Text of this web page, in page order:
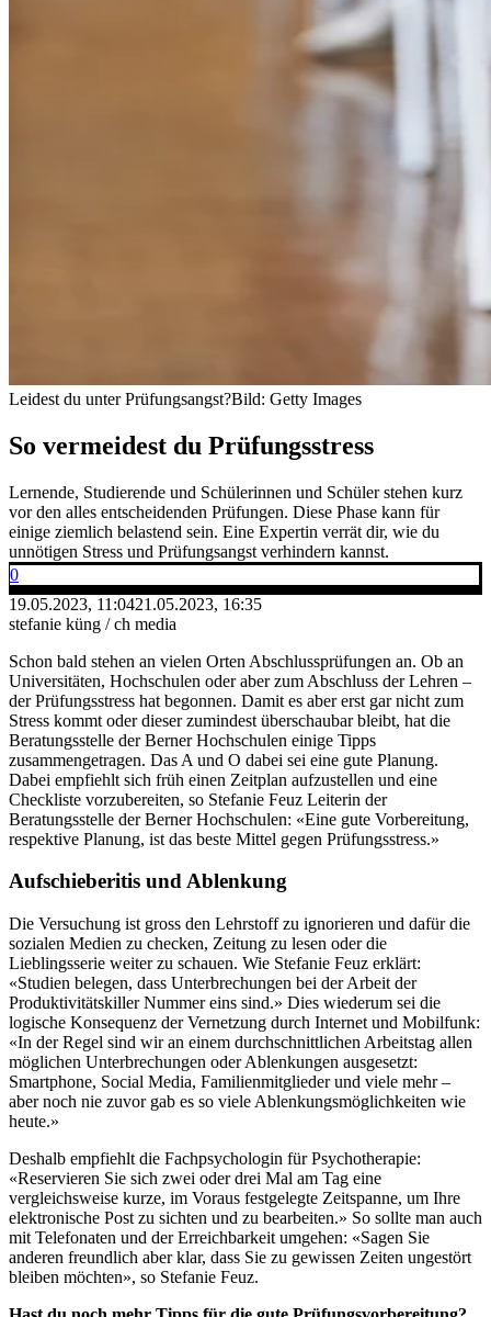
Leidest du unter Prüfungsangst?Bild: Getty Images
So vermeidest du Prüfungsstress
Lernende, Studierende und Schülerinnen und Schüler stehen kurz
vor den alles entscheidenden Prüfungen. Diese Phase kann für
einige ziemlich belastend sein. Eine Expertin verrät dir, wie du
unnötigen Stress und Prüfungsangst verhindern kannst.
0
19.05.2023, 11:0421.05.2023, 16:35
stefanie küng / ch media
Schon bald stehen an vielen Orten Abschlussprüfungen an. Ob an
Universitäten, Hochschulen oder aber zum Abschluss der Lehren –
der Prüfungsstress hat begonnen. Damit es aber erst gar nicht zum
Stress kommt oder dieser zumindest überschaubar bleibt, hat die
Beratungsstelle der Berner Hochschulen einige Tipps
zusammengetragen. Das A und O dabei sei eine gute Planung.
Dabei empfiehlt sich früh einen Zeitplan aufzustellen und eine
Checkliste vorzubereiten, so Stefanie Feuz Leiterin der
Beratungsstelle der Berner Hochschulen: «Eine gute Vorbereitung,
respektive Planung, ist das beste Mittel gegen Prüfungsstress.»
Aufschieberitis und Ablenkung
Die Versuchung ist gross den Lehrstoff zu ignorieren und dafür die
sozialen Medien zu checken, Zeitung zu lesen oder die
Lieblingsserie weiter zu schauen. Wie Stefanie Feuz erklärt:
«Studien belegen, dass Unterbrechungen bei der Arbeit der
Produktivitätskiller Nummer eins sind.» Dies wiederum sei die
logische Konsequenz der Vernetzung durch Internet und Mobilfunk:
«In der Regel sind wir an einem durchschnittlichen Arbeitstag allen
möglichen Unterbrechungen oder Ablenkungen ausgesetzt:
Smartphone, Social Media, Familienmitglieder und viele mehr –
aber noch nie zuvor gab es so viele Ablenkungsmöglichkeiten wie
heute.»
Deshalb empfiehlt die Fachpsychologin für Psychotherapie:
«Reservieren Sie sich zwei oder drei Mal am Tag eine
vergleichsweise kurze, im Voraus festgelegte Zeitspanne, um Ihre
elektronische Post zu sichten und zu bearbeiten.» So sollte man auch
mit Telefonaten und der Erreichbarkeit umgehen: «Sagen Sie
anderen freundlich aber klar, dass Sie zu gewissen Zeiten ungestört
bleiben möchten», so Stefanie Feuz.